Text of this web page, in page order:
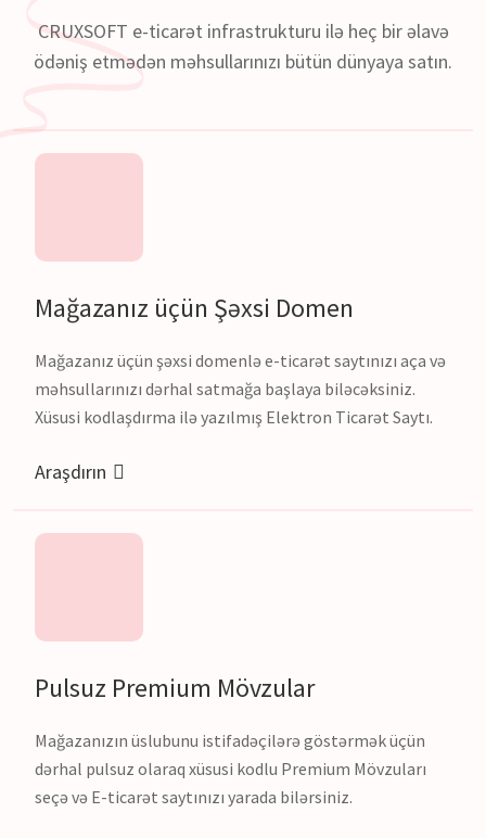
CRUXSOFT e-ticarət infrastrukturu ilə heç bir əlavə
ödəniş etmədən məhsullarınızı bütün dünyaya satın.
Mağazanız üçün Şəxsi Domen
Mağazanız üçün şəxsi domenlə e-ticarət saytınızı aça və
məhsullarınızı dərhal satmağa başlaya biləcəksiniz.
Xüsusi kodlaşdırma ilə yazılmış Elektron Ticarət Saytı.
Araşdırın
Pulsuz Premium Mövzular
Mağazanızın üslubunu istifadəçilərə göstərmək üçün
dərhal pulsuz olaraq xüsusi kodlu Premium Mövzuları
seçə və E-ticarət saytınızı yarada bilərsiniz.